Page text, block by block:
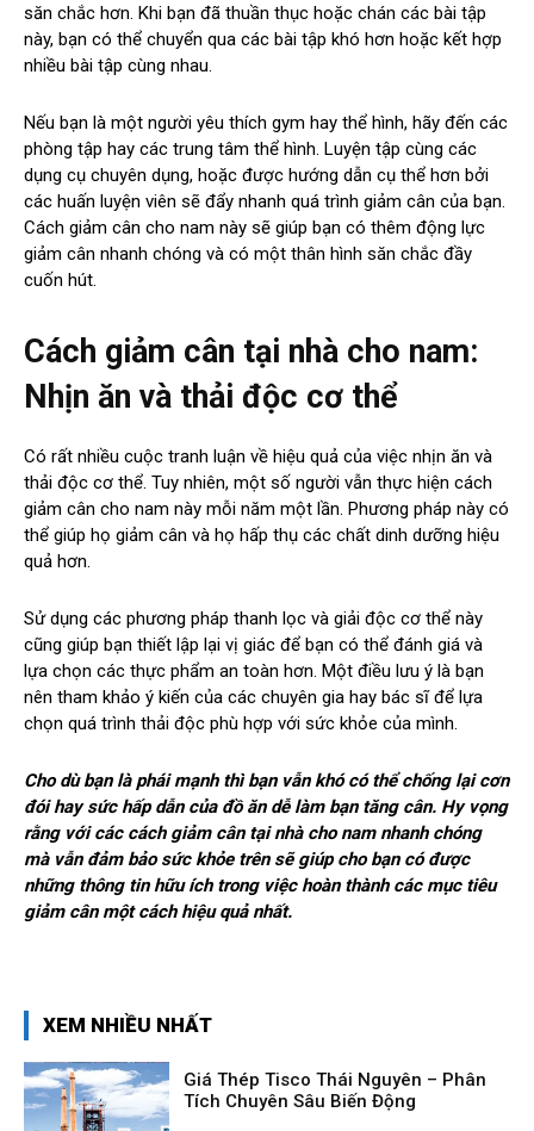
săn chắc hơn. Khi bạn đã thuần thục hoặc chán các bài tập
này, bạn có thể chuyển qua các bài tập khó hơn hoặc kết hợp
nhiều bài tập cùng nhau.
Nếu bạn là một người yêu thích gym hay thể hình, hãy đến các
phòng tập hay các trung tâm thể hình. Luyện tập cùng các
dụng cụ chuyên dụng, hoặc được hướng dẫn cụ thể hơn bởi
các huấn luyện viên sẽ đẩy nhanh quá trình giảm cân của bạn.
Cách giảm cân cho nam này sẽ giúp bạn có thêm động lực
giảm cân nhanh chóng và có một thân hình săn chắc đầy
cuốn hút.
Cách giảm cân tại nhà cho nam:
Nhịn ăn và thải độc cơ thể
Có rất nhiều cuộc tranh luận về hiệu quả của việc nhịn ăn và
thải độc cơ thể. Tuy nhiên, một số người vẫn thực hiện cách
giảm cân cho nam này mỗi năm một lần. Phương pháp này có
thể giúp họ giảm cân và họ hấp thụ các chất dinh dưỡng hiệu
quả hơn.
Sử dụng các phương pháp thanh lọc và giải độc cơ thể này
cũng giúp bạn thiết lập lại vị giác để bạn có thể đánh giá và
lựa chọn các thực phẩm an toàn hơn. Một điều lưu ý là bạn
nên tham khảo ý kiến của các chuyên gia hay bác sĩ để lựa
chọn quá trình thải độc phù hợp với sức khỏe của mình.
Cho dù bạn là phái mạnh thì bạn vẫn khó có thể chống lại cơn
đói hay sức hấp dẫn của đồ ăn dễ làm bạn tăng cân. Hy vọng
rằng với các cách giảm cân tại nhà cho nam nhanh chóng
mà vẫn đảm bảo sức khỏe trên sẽ giúp cho bạn có được
những thông tin hữu ích trong việc hoàn thành các mục tiêu
giảm cân một cách hiệu quả nhất.
XEM NHIỀU NHẤT
Giá Thép Tisco Thái Nguyên – Phân
Tích Chuyên Sâu Biến Động